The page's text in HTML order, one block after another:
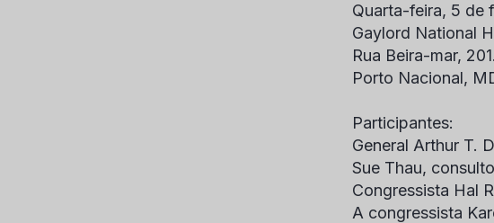
Quarta-feira, 5 de
Gaylord National
Rua Beira-mar, 201.
Porto Nacional,
Participantes:
General Arthur T.
Sue Thau,
Congressista Hal
A congressista